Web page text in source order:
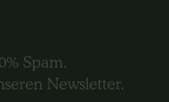
Spam.
Newsletter.